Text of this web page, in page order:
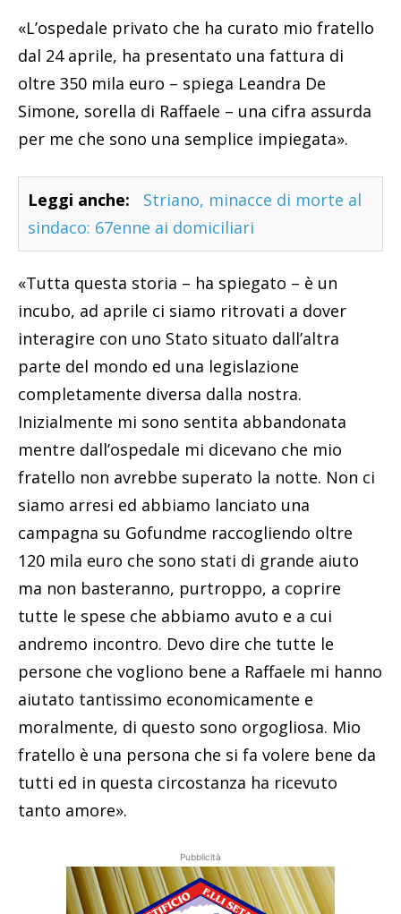
«L’ospedale privato che ha curato mio fratello
dal 24 aprile, ha presentato una fattura di
oltre 350 mila euro – spiega Leandra De
Simone, sorella di Raffaele – una cifra assurda
per me che sono una semplice impiegata».
Leggi anche:
Striano, minacce di morte al
sindaco: 67enne ai domiciliari
«Tutta questa storia – ha spiegato – è un
incubo, ad aprile ci siamo ritrovati a dover
interagire con uno Stato situato dall’altra
parte del mondo ed una legislazione
completamente diversa dalla nostra.
Inizialmente mi sono sentita abbandonata
mentre dall’ospedale mi dicevano che mio
fratello non avrebbe superato la notte. Non ci
siamo arresi ed abbiamo lanciato una
campagna su Gofundme raccogliendo oltre
120 mila euro che sono stati di grande aiuto
ma non basteranno, purtroppo, a coprire
tutte le spese che abbiamo avuto e a cui
andremo incontro. Devo dire che tutte le
persone che vogliono bene a Raffaele mi hanno
aiutato tantissimo economicamente e
moralmente, di questo sono orgogliosa. Mio
fratello è una persona che si fa volere bene da
tutti ed in questa circostanza ha ricevuto
tanto amore».
Pubblicità